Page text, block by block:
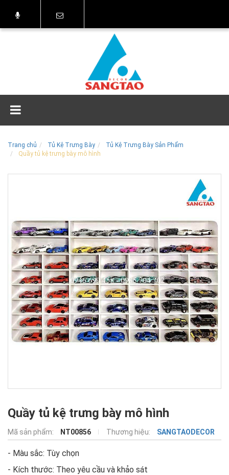
Trang chủ Tủ Kệ Trưng Bày
Tủ Kệ Trưng Bày Sản Phẩm
Quầy tủ kệ trưng bày mô hình
Quầy tủ kệ trưng bày mô hình
Mã sản phẩm: NT00856 Thương hiệu: SANGTAODECOR
- Màu sắc: Tùy chọn
- Kích thước: Theo yêu cầu và khảo sát